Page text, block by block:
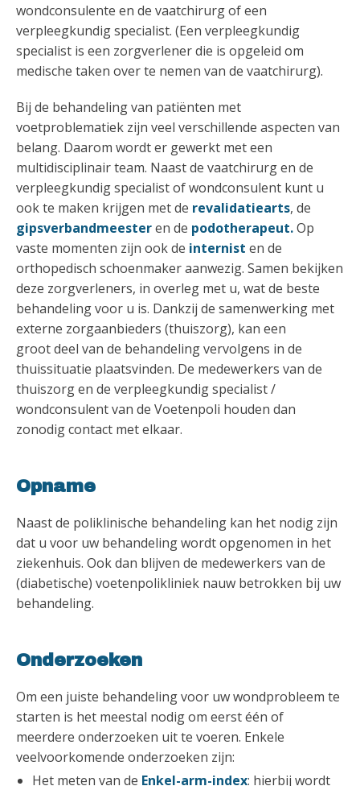
wondconsulente en de vaatchirurg of een
verpleegkundig specialist. (Een verpleegkundig
specialist is een zorgverlener die is opgeleid om
medische taken over te nemen van de vaatchirurg).
Bij de behandeling van patiënten met
voetproblematiek zijn veel verschillende aspecten van
belang. Daarom wordt er gewerkt met een
multidisciplinair team. Naast de vaatchirurg en de
verpleegkundig specialist of wondconsulent kunt u
ook te maken krijgen met de revalidatiearts, de
gipsverbandmeesteren de podotherapeut.Op
vaste momenten zijn ook de internist en de
orthopedisch schoenmaker aanwezig. Samen bekijken
deze zorgverleners, in overleg met u, wat de beste
behandeling voor u is. Dankzij de samenwerking met
externe zorgaanbieders (thuiszorg), kan een
groot deel van de behandeling vervolgens in de
thuissituatie plaatsvinden. De medewerkers van de
thuiszorg en de verpleegkundig specialist /
wondconsulent van de Voetenpoli houden dan
zonodig contact met elkaar.
Opname
Naast de poliklinische behandeling kan het nodig zijn
dat u voor uw behandeling wordt opgenomen in het
ziekenhuis. Ook dan blijven de medewerkers van de
(diabetische) voetenpolikliniek nauw betrokken bij uw
behandeling.
Onderzoeken
Om een juiste behandeling voor uw wondprobleem te
starten is het meestal nodig om eerst één of
meerdere onderzoeken uit te voeren. Enkele
veelvoorkomende onderzoeken zijn:
Het meten van de Enkel-arm-index: hierbij wordt